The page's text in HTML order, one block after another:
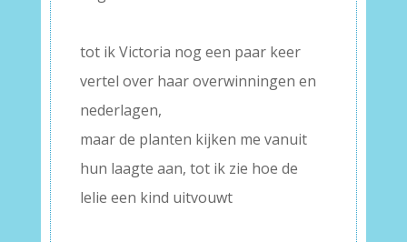
tot ik Victoria nog een paar keer
vertel over haar overwinningen en
nederlagen,
maar de planten kijken me vanuit
hun laagte aan, tot ik zie hoe de
lelie een kind uitvouwt